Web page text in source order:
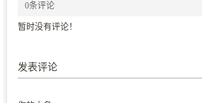
0条评论
暂时没有评论！
发表评论